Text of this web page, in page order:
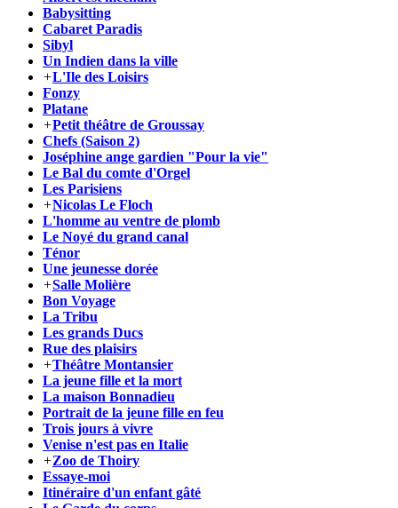
Babysitting
Cabaret Paradis
Sibyl
Un Indien dans la ville
+L'Ile des Loisirs
Fonzy
Platane
+Petit théâtre de Groussay
Chefs (Saison 2)
Joséphine ange gardien "Pour la vie"
Le Bal du comte d'Orgel
Les Parisiens
+Nicolas Le Floch
L'homme au ventre de plomb
Le Noyé du grand canal
Ténor
Une jeunesse dorée
+Salle Molière
Bon Voyage
La Tribu
Les grands Ducs
Rue des plaisirs
+Théâtre Montansier
La jeune fille et la mort
La maison Bonnadieu
Portrait de la jeune fille en feu
Trois jours à vivre
Venise n'est pas en Italie
+Zoo de Thoiry
Essaye-moi
Itinéraire d'un enfant gâté